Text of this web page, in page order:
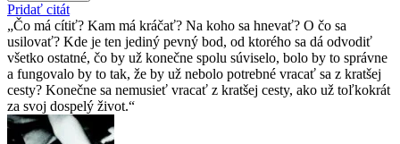
Pridať citát
Čo má cítiť? Kam má kráčať? Na koho sa hnevať? O čo sa
usilovať? Kde je ten jediný pevný bod, od ktorého sa dá odvodiť
všetko ostatné, čo by už konečne spolu súviselo, bolo by to správne
a fungovalo by to tak, že by už nebolo potrebné vracať sa z kratšej
cesty? Konečne sa nemusieť vracať z kratšej cesty, ako už toľkokrát
za svoj dospelý život.